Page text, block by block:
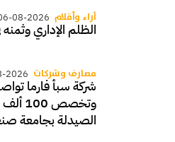
آراء وأقلام 08-2026
الظلم الإداري
مصارف وشركات 2026
شركة سبأ فارما
وتخصص
الصيدلة بجامعة